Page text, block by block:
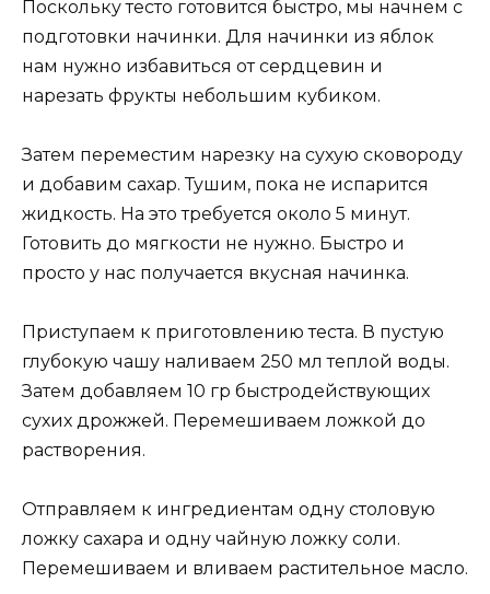
Поскольку тесто готовится быстро, мы начнем с
подготовки начинки. Для начинки из яблок
нам нужно избавиться от сердцевин и
нарезать фрукты небольшим кубиком.
Затем переместим нарезку на сухую сковороду
и добавим сахар. Тушим, пока не испарится
жидкость. На это требуется около 5 минут.
Готовить до мягкости не нужно. Быстро и
просто у нас получается вкусная начинка.
Приступаем к приготовлению теста. В пустую
глубокую чашу наливаем 250 мл теплой воды.
Затем добавляем 10 гр быстродействующих
сухих дрожжей. Перемешиваем ложкой до
растворения.
Отправляем к ингредиентам одну столовую
ложку сахара и одну чайную ложку соли.
Перемешиваем и вливаем растительное масло.